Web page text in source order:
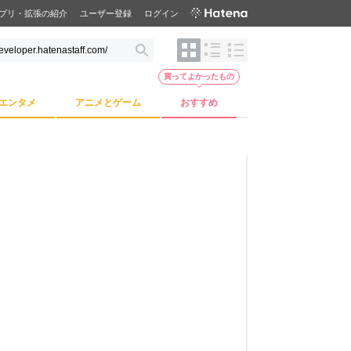
リ・拡張の紹介 ユーザー登録 ログイン
ンタメ アニメとゲーム おすすめ
買ってよかったもの